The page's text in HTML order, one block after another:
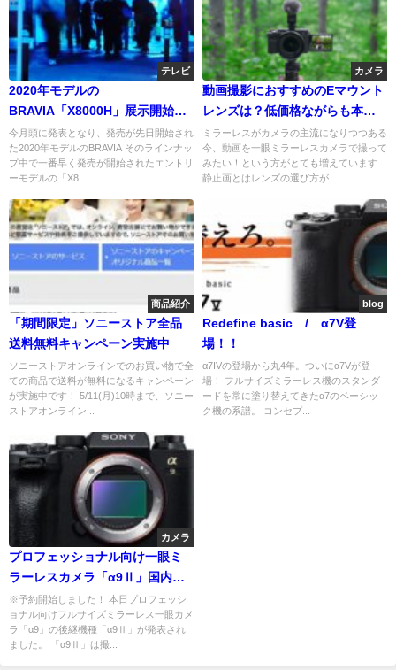
テレビ
2020年モデルの
BRAVIA「X8000H」展示開始致
しました！19年モデルとの比較
も！
今月頭に発表となり、発売が先日開始され
た2020年モデルのBRAVIA そのラインナッ
プ中で一番早く発売が開始されたエントリ
ーモデルの「X8...
カメラ
動画撮影におすすめのEマウント
レンズは？低価格ながらも本格
的な動画撮影ができるオススメ
レンズ6選
ミラーレスがカメラの主流になりつつある
今、動画を一眼ミラーレスカメラで撮って
みたい！という方がとても増えています
静止画とはレンズの選び方が...
商品紹介
「期間限定」ソニーストア全品
送料無料キャンペーン実施中
ソニーストアオンラインでのお買い物で全
ての商品で送料が無料になるキャンペーン
が実施中です！ 5/11(月)10時まで、ソニー
ストアオンライン...
blog
Redefine basic / α7V登
場！！
α7IVの登場から丸4年。ついにα7Vが登
場！ フルサイズミラーレス機のスタンダ
ードを常に塗り替えてきたα7のベーシッ
ク機の系譜。 コンセプ...
カメラ
プロフェッショナル向け一眼ミ
ラーレスカメラ「α9Ⅱ」国内発
表！「α9」からの進化点は？
※予約開始しました！ 本日プロフェッシ
ョナル向けフルサイズミラーレス一眼カメ
ラ「α9」の後継機種「α9Ⅱ」が発表され
ました。 「α9Ⅱ」は撮...